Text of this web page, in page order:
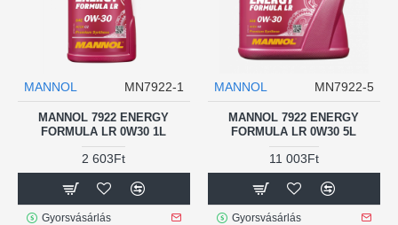
MANNOL MN7922-1
MANNOL 7922 ENERGY
FORMULA LR 0W30 1L
2 603Ft
Gyorsvásárlás
MANNOL MN7922-5
MANNOL 7922 ENERGY
FORMULA LR 0W30 5L
11 003Ft
Gyorsvásárlás